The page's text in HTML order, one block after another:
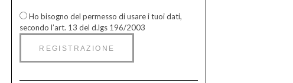
Ho bisogno del permesso di usare i tuoi dati,
secondo l’art. 13 del d.lgs 196/2003